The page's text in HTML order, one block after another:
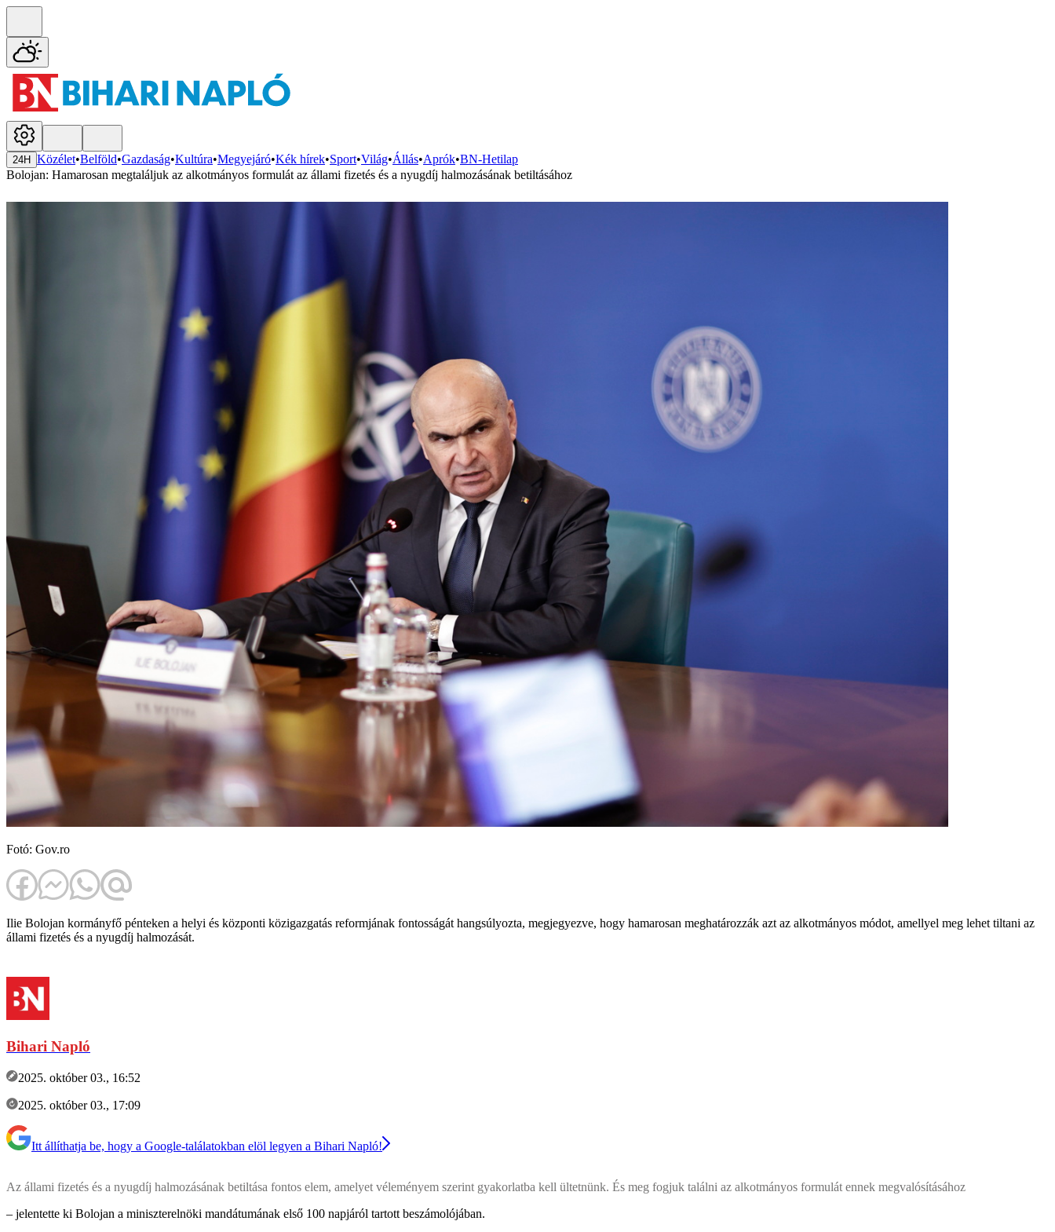
24H Közélet•Belföld•Gazdaság•Kultúra•Megyejáró•Kék hírek•Sport•Világ•Állás•Aprók•BN-Hetilap
Bolojan: Hamarosan megtaláljuk az alkotmányos formulát az állami fizetés és a nyugdíj halmozásának betiltásához
Fotó: Gov.ro
Ilie Bolojan kormányfő pénteken a helyi és központi közigazgatás reformjának fontosságát hangsúlyozta, megjegyezve, hogy hamarosan meghatározzák azt az alkotmányos módot, amellyel meg lehet tiltani az
állami fizetés és a nyugdíj halmozását.
Bihari Napló
2025. október 03., 16:52
2025. október 03., 17:09
Itt állíthatja be, hogy a Google-találatokban elöl legyen a Bihari Napló!
Az állami fizetés és a nyugdíj halmozásának betiltása fontos elem, amelyet véleményem szerint gyakorlatba kell ültetnünk. És meg fogjuk találni az alkotmányos formulát ennek megvalósításához
– jelentette ki Bolojan a miniszterelnöki mandátumának első 100 napjáról tartott beszámolójában.